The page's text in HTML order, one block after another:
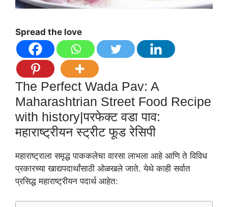
Spread the love
The Perfect Wada Pav: A
Maharashtrian Street Food Recipe
with history|परफेक्ट वडा पाव:
महाराष्ट्रीयन स्ट्रीट फूड रेसिपी
महाराष्ट्राला समृद्ध पाककलेचा वारसा लाभला आहे आणि ते विविध
प्रकारच्या खाद्यपदार्थांसाठी ओळखले जाते. येथे काही सर्वात
प्रसिद्ध महाराष्ट्रीयन पदार्थ आहेत: